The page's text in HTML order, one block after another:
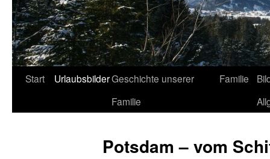
Start UrlaubsbilderGeschichte unserer
Familie
Familie
Potsdam – vom